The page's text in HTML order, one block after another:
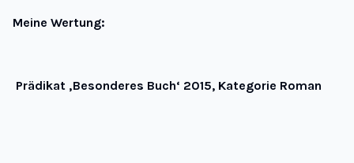
Meine Wertung:
Prädikat ‚Besonderes Buch‘ 2015, Kategorie Roman